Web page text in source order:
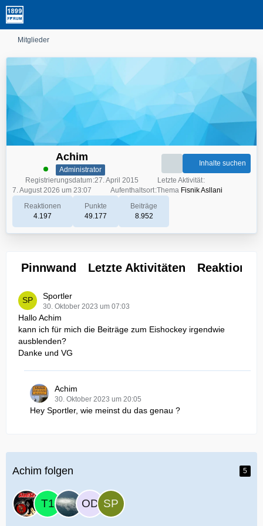
Mitglieder
Achim
Administrator
Reaktionen
4.197
Punkte
49.177
Beiträge
8.952
Inhalte suchen
Registrierungsdatum 27. April 2015
Letzte Aktivität
7. August 2026 um 23:07
Aufenthaltsort Thema Fisnik Asllani
Pinnwand Letzte Aktivitäten Reaktionen
Sportler
30. Oktober 2023 um 07:03
Hallo Achim
kann ich für mich die Beiträge zum Eishockey irgendwie
ausblenden?
Danke und VG
Achim
30. Oktober 2023 um 20:05
Hey Sportler, wie meinst du das genau ?
Achim folgen 5